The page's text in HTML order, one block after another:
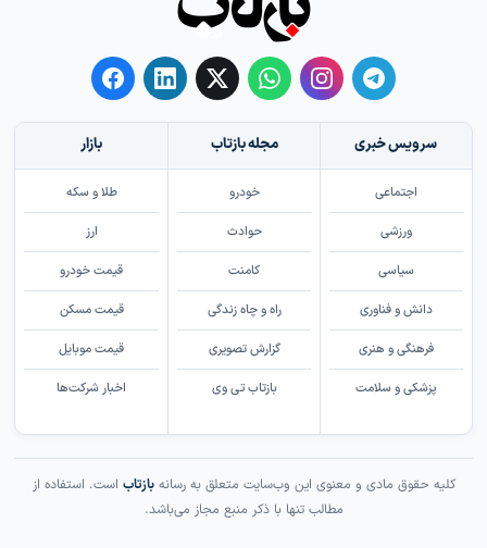
سرویس خبری
اجتماعی
ورزشی
سیاسی
دانش و فناوری
فرهنگی و هنری
پزشکی و سلامت
مجله بازتاب
خودرو
حوادث
کامنت
راه و چاه زندگی
گزارش تصویری
بازتاب تی وی
بازار
طلا و سکه
ارز
قیمت خودرو
قیمت مسکن
قیمت موبایل
اخبار شرکت‌ها
کلیه حقوق مادی و معنوی این وب‌سایت متعلق به رسانهبازتاب است. استفاده از
مطالب تنها با ذکر منبع مجاز می‌باشد.